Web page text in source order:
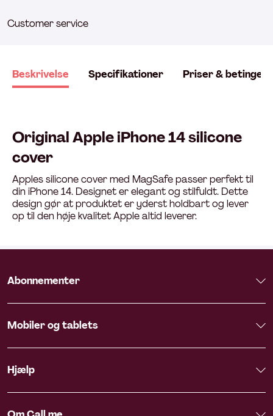
Customer service
Beskrivelse Specifikationer Priser &
Original Apple iPhone 14 silicone
cover
Apples silicone cover med MagSafe passer perfekt til
din iPhone 14. Designet er elegant og stilfuldt. Dette
design gør at produktet er yderst holdbart og lever
op til den høje kvalitet Apple altid leverer.
Abonnementer
Mobiler og tablets
Hjælp